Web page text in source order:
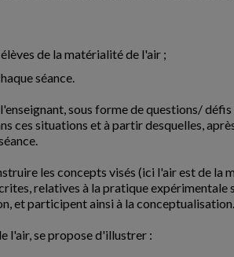
de la matérialité de l'air ;
séance.
sous forme de questions/
ces situations et à partir desquelles,
les concepts visés (ici l'air est de la
relatives à la pratique
et participent ainsi à la conceptualisation.
l'air, se propose d'illustrer :